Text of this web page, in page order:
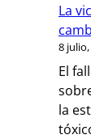
La
8
El
la